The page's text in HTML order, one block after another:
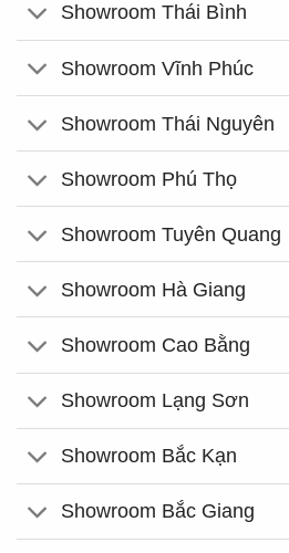
Showroom Thái Bình
Showroom Vĩnh Phúc
Showroom Thái Nguyên
Showroom Phú Thọ
Showroom Tuyên Quang
Showroom Hà Giang
Showroom Cao Bằng
Showroom Lạng Sơn
Showroom Bắc Kạn
Showroom Bắc Giang